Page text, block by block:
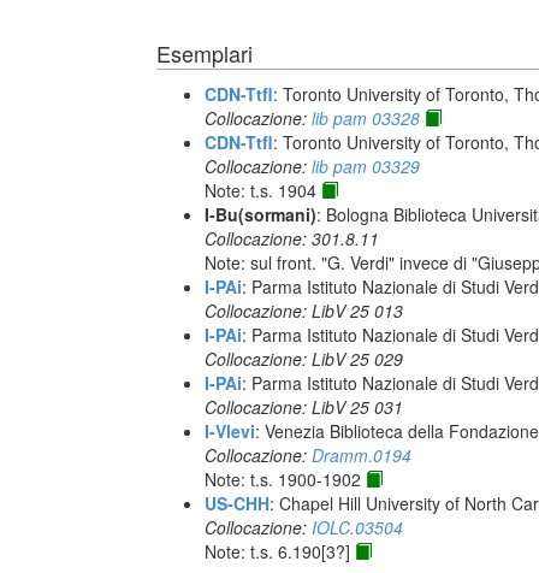
Esemplari
CDN-Ttfl: Toronto University of Toronto,
Collocazione: lib pam 03328
CDN-Ttfl: Toronto University of Toronto,
Collocazione: lib pam 03329
Note: t.s. 1904
I-Bu(sormani): Bologna Biblioteca
Collocazione: 301.8.11
Note: sul front. "G. Verdi" invece di
I-PAi: Parma Istituto Nazionale di Studi
Collocazione: LibV 25 013
I-PAi: Parma Istituto Nazionale di Studi
Collocazione: LibV 25 029
I-PAi: Parma Istituto Nazionale di Studi
Collocazione: LibV 25 031
I-Vlevi: Venezia Biblioteca della
Collocazione: Dramm.0194
Note: t.s. 1900-1902
US-CHH: Chapel Hill University of North
Collocazione: IOLC.03504
Note: t.s. 6.190[3?]